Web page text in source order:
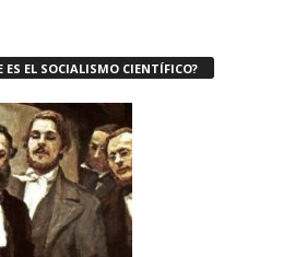
ES EL SOCIALISMO CIENTÍFICO?